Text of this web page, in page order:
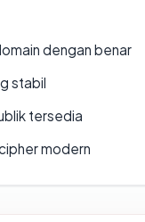
dengan benar
stabil
tersedia
modern